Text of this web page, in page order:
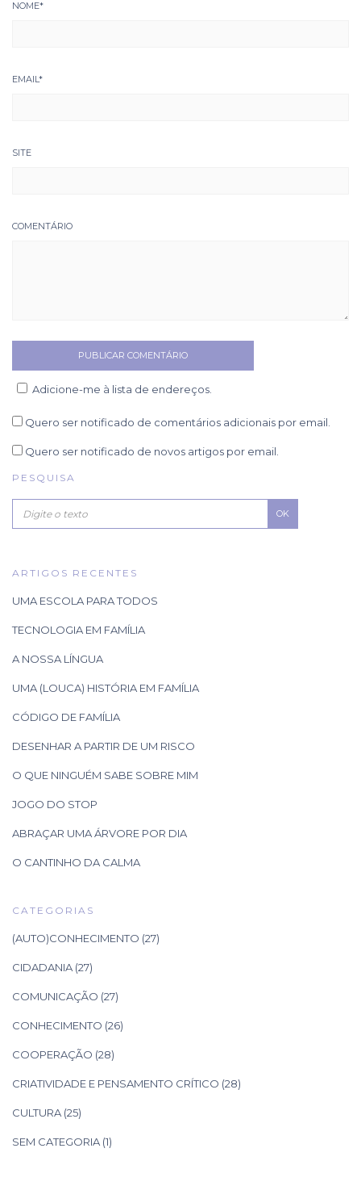
NOME*
EMAIL *
SITE
COMENTÁRIO
Adicione-me à lista de endereços.
Quero ser notificado de comentários adicionais por email.
Quero ser notificado de novos artigos por email.
PESQUISA
OK
ARTIGOS RECENTES
UMA ESCOLA PARA TODOS
TECNOLOGIA EM FAMÍLIA
A NOSSA LÍNGUA
UMA (LOUCA) HISTÓRIA EM FAMÍLIA
CÓDIGO DE FAMÍLIA
DESENHAR A PARTIR DE UM RISCO
O QUE NINGUÉM SABE SOBRE MIM
JOGO DO STOP
ABRAÇAR UMA ÁRVORE POR DIA
O CANTINHO DA CALMA
CATEGORIAS
(AUTO)CONHECIMENTO (27)
CIDADANIA (27)
COMUNICAÇÃO (27)
CONHECIMENTO (26)
COOPERAÇÃO (28)
CRIATIVIDADE E PENSAMENTO CRÍTICO (28)
CULTURA (25)
SEM CATEGORIA (1)